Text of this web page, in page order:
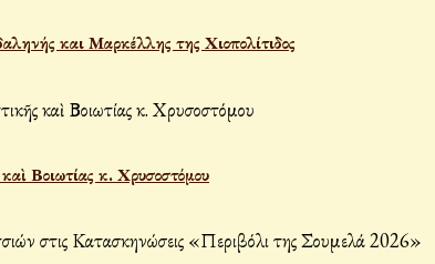
και Μαρκέλλης της Χιοπολίτιδος
Βοιωτίας κ. Χρυσοστόμου